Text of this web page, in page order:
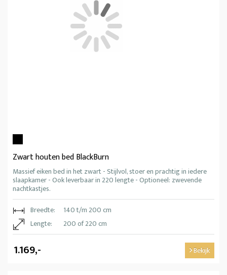
Zwart houten bed BlackBurn
Massief eiken bed in het zwart - Stijlvol, stoer en prachtig in iedere
slaapkamer - Ook leverbaar in 220 lengte - Optioneel: zwevende
nachtkastjes.
Breedte:
140 t/m 200 cm
Lengte:
200 of 220 cm
1.169,- Bekijk